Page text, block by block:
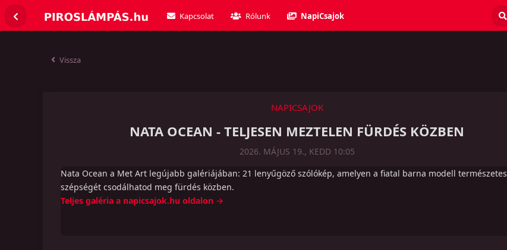
Kapcsolat Rólunk NapiCsajok
Vissza
NAPICSAJOK
NATA OCEAN - TELJESEN MEZTELEN FÜRDÉS KÖZBEN
2026. MÁJUS 19., KEDD 10:05
Nata Ocean a Met Art legújabb galériájában: 21 lenyűgöző szólókép, amelyen a fiatal barna modell természetes
szépségét csodálhatod meg fürdés közben.
Teljes galéria a napicsajok.hu oldalon →